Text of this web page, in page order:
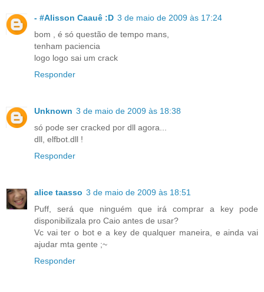
- #Alisson Caauê :D 3 de maio de 2009 às 17:24
bom , é só questão de tempo mans,
tenham paciencia
logo logo sai um crack
Responder
Unknown 3 de maio de 2009 às 18:38
só pode ser cracked por dll agora...
dll, elfbot.dll !
Responder
alice taasso 3 de maio de 2009 às 18:51
Puff, será que ninguém que irá comprar a key pode
disponibilizala pro Caio antes de usar?
Vc vai ter o bot e a key de qualquer maneira, e ainda vai
ajudar mta gente ;~
Responder